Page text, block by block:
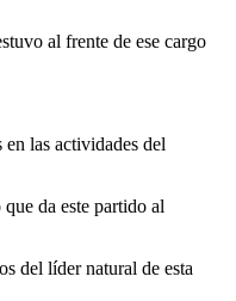
al frente de ese cargo
las actividades del
da este partido al
del líder natural de esta